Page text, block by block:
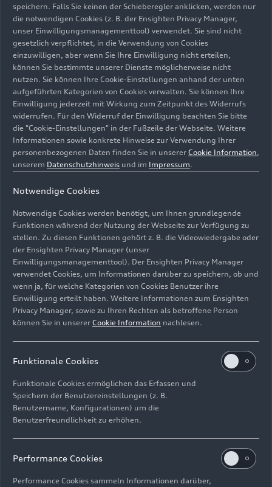
eines fortschrittlichen, nachhaltigen Kraftstoffs,
wie er vom Technischen Reglement der FIA für die
Formel 1 ab 2026 vorgeschrieben ist. Um die
Vorgaben zu erfüllen, muss der Kraftstoff im
Vergleich zu fossilem Benzin die CO2-Emissionen
um mindestens 65 %1reduzieren.
bp wird für den Audi-V6-Turbomotor außerdem
eine Reihe maßgeschneiderter Castrol-
Schmierstoffe und -Fette entwickeln, darunter
Castrol EDGE, das fortschrittlichste Motoröl von
Castrol. Die elektrischen Komponenten der Audi
F1 Power Unit werden von Kühlmitteln der
Castrol ON-Reihe profitieren.
Sponsoring des Audi-F1-
Werksteams
Aufbauend auf der technischen Zusammenarbeit
haben die Unternehmen auch ein langfristiges
Sponsoring vereinbart. bp wird der erste offizielle
Partner des künftigen Audi-Werksteams in der
Formel 1. Das umfasst Marketing- und
Werberechte für die Marken bp, Castrol und Aral
Einzelhandelsmarke von bp in Deutschland).
Audi und bp blicken auf eine lange gemeinsame
war in allen Motorsport-Werksprogrammen mit
Castrol-Produkten siegreich. Dies begann bereits
in den 1980er-Jahren in der Rallye-
speichern. Falls Sie keinen der Schieberegler anklicken, werden nur
die notwendigen Cookies (z. B. der Ensighten Privacy Manager,
unser Einwilligungsmanagementtool) verwendet. Sie sind nicht
gesetzlich verpflichtet, in die Verwendung von Cookies
einzuwilligen, aber wenn Sie Ihre Einwilligung nicht erteilen,
können Sie bestimmte unserer Dienste möglicherweise nicht
nutzen. Sie können Ihre Cookie-Einstellungen anhand der unten
aufgeführten Kategorien von Cookies verwalten. Sie können Ihre
Einwilligung jederzeit mit Wirkung zum Zeitpunkt des Widerrufs
widerrufen. Für den Widerruf der Einwilligung beachten Sie bitte
die "Cookie-Einstellungen" in der Fußzeile der Webseite. Weitere
Informationen sowie konkrete Hinweise zur Verwendung Ihrer
personenbezogenen Daten finden Sie in unserer Cookie Information,
unserem Datenschutzhinweis und im Impressum.
Notwendige Cookies
Notwendige Cookies werden benötigt, um Ihnen grundlegende
Funktionen während der Nutzung der Webseite zur Verfügung zu
stellen. Zu diesen Funktionen gehört z. B. die Videowiedergabe oder
der Ensighten Privacy Manager (unser
Einwilligungsmanagementtool). Der Ensighten Privacy Manager
verwendet Cookies, um Informationen darüber zu speichern, ob und
wenn ja, für welche Kategorien von Cookies Benutzer ihre
Einwilligung erteilt haben. Weitere Informationen zum Ensighten
Privacy Manager, sowie zu Ihren Rechten als betroffene Person
können Sie in unserer Cookie Information nachlesen.
Funktionale Cookies
Funktionale Cookies ermöglichen das Erfassen und
Speichern der Benutzereinstellungen (z. B.
Benutzername, Konfigurationen) um die
Benutzerfreundlichkeit zu erhöhen.
Performance Cookies
Performance Cookies sammeln Informationen darüber,